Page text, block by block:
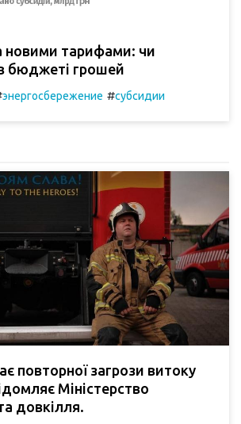
новими тарифами: чи
бюджеті грошей
энергосбережение #субсидии
повторної загрози витоку
Міністерство
довкілля.